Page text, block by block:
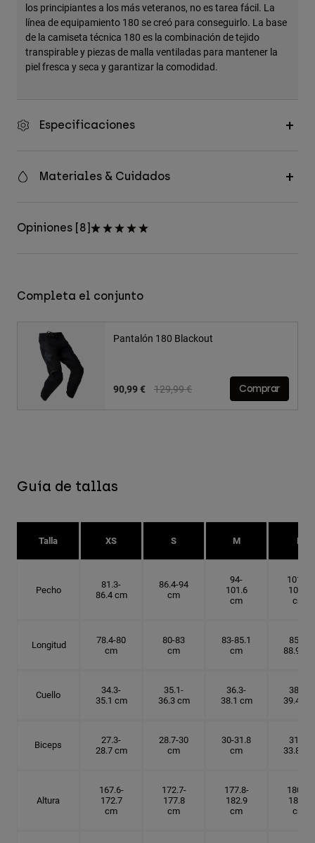
los principiantes a los más veteranos, no es tarea fácil. La
línea de equipamiento 180 se creó para conseguirlo. La base
de la camiseta técnica 180 es la combinación de tejido
transpirable y piezas de malla ventiladas para mantener la
piel fresca y seca y garantizar la comodidad.
Especificaciones
Materiales & Cuidados
Opiniones [8]
Completa el conjunto
Pantalón 180 Blackout
Price reduced from
129,99 €to
90,99 € Comprar
Guía de tallas
Talla XS S M L
Pecho
81.3-
86.4 cm
86.4-94
cm
94-
101.6
cm
101.6-
109.2
cm
Longitud
78.4-80
cm
80-83
cm
83-85.1
cm
85.1-
88.9 cm
Cuello
34.3-
35.1 cm
35.1-
36.3 cm
36.3-
38.1 cm
38.1-
39.4 cm
Biceps
27.3-
28.7 cm
28.7-30
cm
30-31.8
cm
31.8-
33.8 cm
Altura
167.6-
172.7
cm
172.7-
177.8
cm
177.8-
182.9
cm
180.3-
185.5
cm